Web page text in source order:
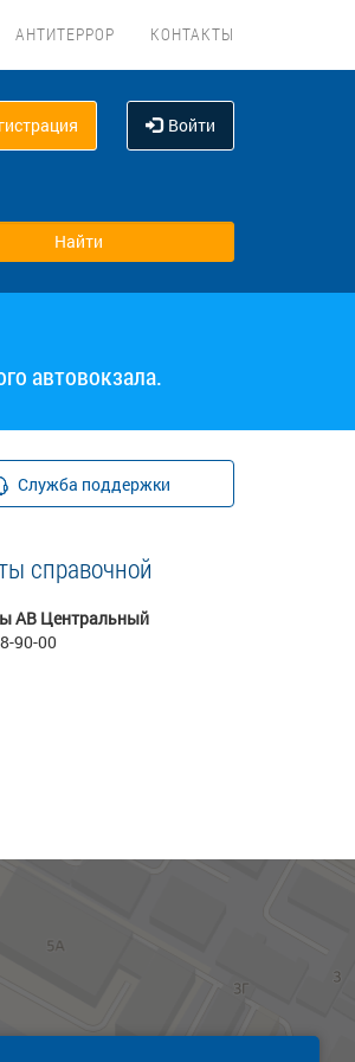
АНТИТЕРРОР КОНТАКТЫ
Войти
автовокзала.
Служба поддержки
справочной
АВ Центральный
90-00